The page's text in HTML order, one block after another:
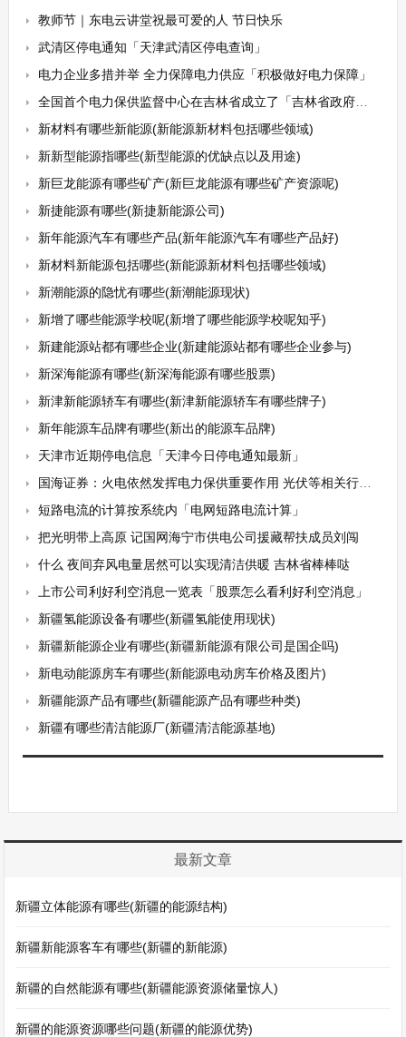
教师节｜东电云讲堂祝最可爱的人 节日快乐
武清区停电通知「天津武清区停电查询」
电力企业多措并举 全力保障电力供应「积极做好电力保障」
全国首个电力保供监督中心在吉林省成立了「吉林省政府官网」
新材料有哪些新能源(新能源新材料包括哪些领域)
新新型能源指哪些(新型能源的优缺点以及用途)
新巨龙能源有哪些矿产(新巨龙能源有哪些矿产资源呢)
新捷能源有哪些(新捷新能源公司)
新年能源汽车有哪些产品(新年能源汽车有哪些产品好)
新材料新能源包括哪些(新能源新材料包括哪些领域)
新潮能源的隐忧有哪些(新潮能源现状)
新增了哪些能源学校呢(新增了哪些能源学校呢知乎)
新建能源站都有哪些企业(新建能源站都有哪些企业参与)
新深海能源有哪些(新深海能源有哪些股票)
新津新能源轿车有哪些(新津新能源轿车有哪些牌子)
新年能源车品牌有哪些(新出的能源车品牌)
天津市近期停电信息「天津今日停电通知最新」
国海证券：火电依然发挥电力保供重要作用 光伏等相关行业有望持续景气
短路电流的计算按系统内「电网短路电流计算」
把光明带上高原 记国网海宁市供电公司援藏帮扶成员刘闯
什么 夜间弃风电量居然可以实现清洁供暖 吉林省棒棒哒
上市公司利好利空消息一览表「股票怎么看利好利空消息」
新疆氢能源设备有哪些(新疆氢能使用现状)
新疆新能源企业有哪些(新疆新能源有限公司是国企吗)
新电动能源房车有哪些(新能源电动房车价格及图片)
新疆能源产品有哪些(新疆能源产品有哪些种类)
新疆有哪些清洁能源厂(新疆清洁能源基地)
最新文章
新疆立体能源有哪些(新疆的能源结构)
新疆新能源客车有哪些(新疆的新能源)
新疆的自然能源有哪些(新疆能源资源储量惊人)
新疆的能源资源哪些问题(新疆的能源优势)